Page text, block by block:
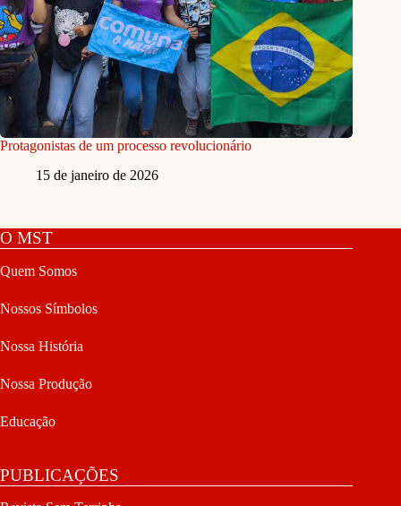
Protagonistas de um processo revolucionário
15 de janeiro de 2026
O MST
Quem Somos
Nossos Símbolos
Nossa História
Nossa Produção
Educação
PUBLICAÇÕES